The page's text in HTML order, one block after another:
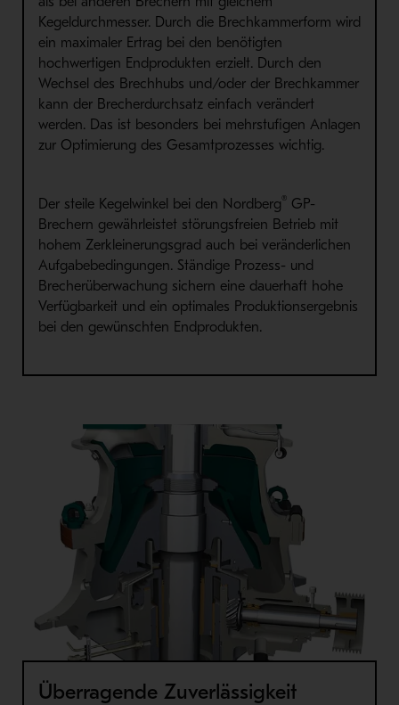
Kegeldurchmesser. Durch die Brechkammerform wird
ein maximaler Ertrag bei den benötigten
hochwertigen Endprodukten erzielt. Durch den
Wechsel des Brechhubs und/oder der Brechkammer
kann der Brecherdurchsatz einfach verändert
werden. Das ist besonders bei mehrstufigen Anlagen
zur Optimierung des Gesamtprozesses wichtig.
Der steile Kegelwinkel bei den Nordberg ® GP-
Brechern gewährleistet störungsfreien Betrieb mit
hohem Zerkleinerungsgrad auch bei veränderlichen
Aufgabebedingungen. Ständige Prozess- und
Brecherüberwachung sichern eine dauerhaft hohe
Verfügbarkeit und ein optimales Produktionsergebnis
bei den gewünschten Endprodukten.
Überragende Zuverlässigkeit